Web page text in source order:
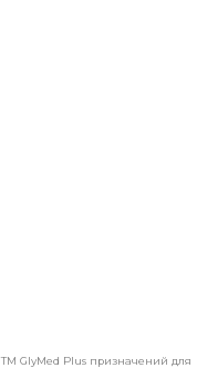
GlyMed Plus призначений для